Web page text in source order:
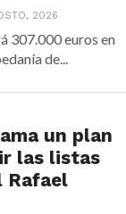
2026
307.000 euros en
de...
un plan
las listas
Rafael